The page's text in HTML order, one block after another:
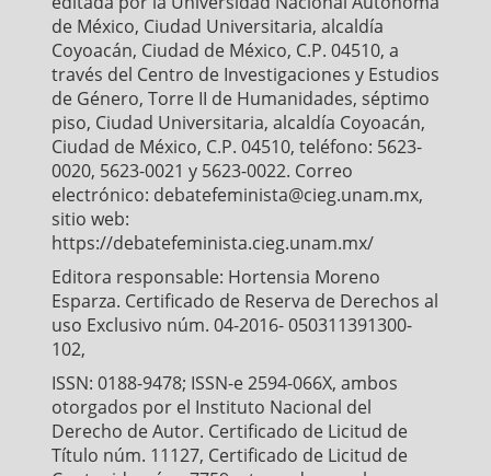
de México, Ciudad Universitaria, alcaldía
Coyoacán, Ciudad de México, C.P. 04510, a
través del Centro de Investigaciones y Estudios
de Género, Torre II de Humanidades, séptimo
piso, Ciudad Universitaria, alcaldía Coyoacán,
Ciudad de México, C.P. 04510, teléfono: 5623-
0020, 5623-0021 y 5623-0022. Correo
electrónico: debatefeminista@cieg.unam.mx,
sitio web:
https://debatefeminista.cieg.unam.mx/
Editora responsable: Hortensia Moreno
Esparza. Certificado de Reserva de Derechos al
uso Exclusivo núm. 04-2016- 050311391300-
102,
ISSN: 0188-9478; ISSN-e 2594-066X, ambos
otorgados por el Instituto Nacional del
Derecho de Autor. Certificado de Licitud de
Título núm. 11127, Certificado de Licitud de